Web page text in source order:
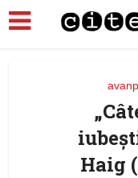
Haig